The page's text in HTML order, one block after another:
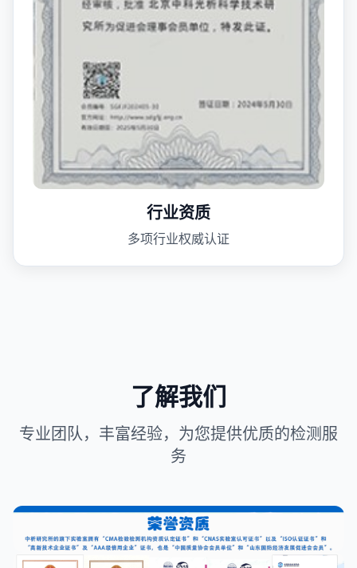
行业资质
多项行业权威认证
了解我们
专业团队，丰富经验，为您提供优质的检测服
务